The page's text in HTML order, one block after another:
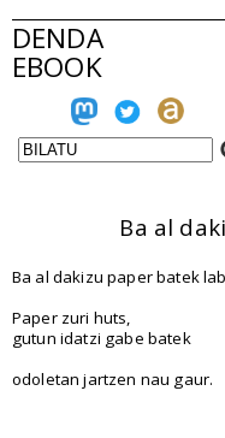
DENDA
EBOOK
Ba al
Ba al dakizu paper batek
Paper zuri huts,
gutun idatzi gabe batek
odoletan jartzen nau gaur.